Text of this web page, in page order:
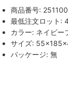
商品番号:
最低注文ロット:
カラー: ネイビー
サイズ:
パッケージ: 無